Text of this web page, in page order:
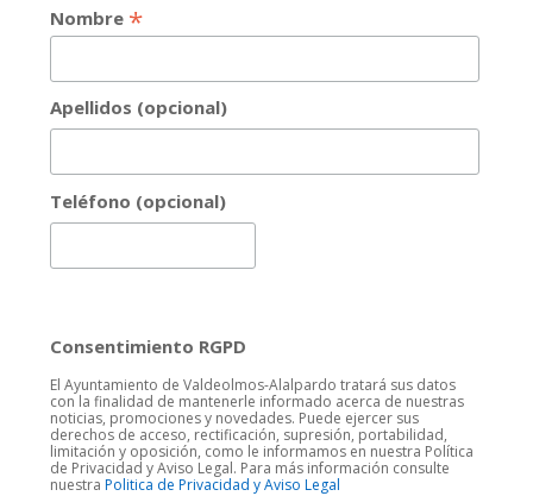
Nombre *
Apellidos (opcional)
Teléfono (opcional)
Consentimiento RGPD
El Ayuntamiento de Valdeolmos-Alalpardo tratará sus datos
con la finalidad de mantenerle informado acerca de nuestras
noticias, promociones y novedades. Puede ejercer sus
derechos de acceso, rectificación, supresión, portabilidad,
limitación y oposición, como le informamos en nuestra Política
de Privacidad y Aviso Legal. Para más información consulte
nuestra Politica de Privacidad y Aviso Legal